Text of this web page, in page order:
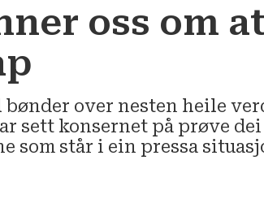
oss om
over nesten heile
sett konsernet på prøve dei
som står i ein pressa